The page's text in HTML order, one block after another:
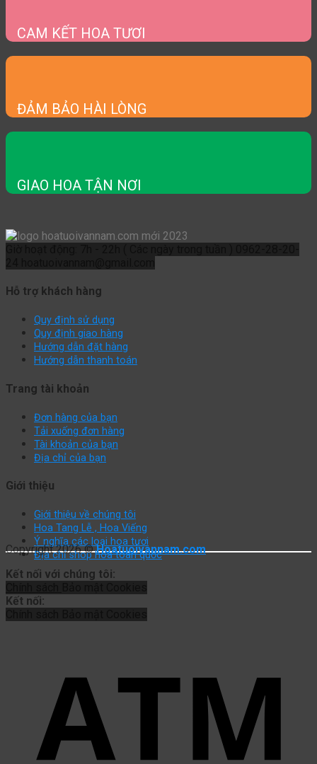
CAM KẾT HOA TƯƠI
ĐẢM BẢO HÀI LÒNG
GIAO HOA TẬN NƠI
Hỗ trợ khách hàng
Quy định sử dụng
Quy định giao hàng
Hướng dẫn đặt hàng
Hướng dẫn thanh toán
Trang tài khoản
Đơn hàng của bạn
Tải xuống đơn hàng
Tài khoản của bạn
Địa chỉ của bạn
Giới thiệu
Giới thiệu về chúng tôi
Hoa Tang Lễ , Hoa Viếng
Ý nghĩa các loại hoa tươi
Địa chỉ shop hoa toàn quốc
Copyright 2026 ©Hoatuoivannam.com
Kết nối với chúng tôi:
Kết nối: